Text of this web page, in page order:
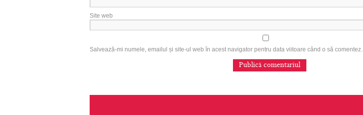
Site web
Salvează-mi numele, emailul și site-ul web în acest navigator pentru data viitoare când o să comentez.